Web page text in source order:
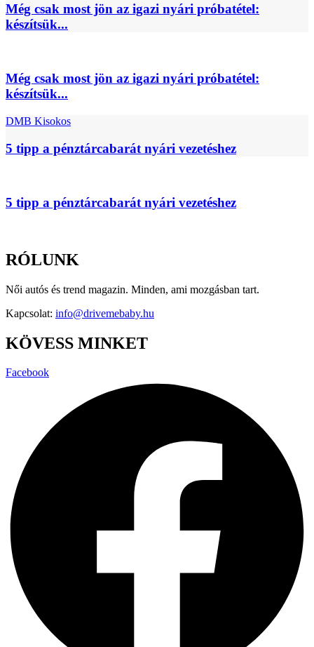
Még csak most jön az igazi nyári próbatétel:
készítsük...
Még csak most jön az igazi nyári próbatétel:
készítsük...
DMB Kisokos
5 tipp a pénztárcabarát nyári vezetéshez
5 tipp a pénztárcabarát nyári vezetéshez
RÓLUNK
Női autós és trend magazin. Minden, ami mozgásban tart.
Kapcsolat: info@drivemebaby.hu
KÖVESS MINKET
Facebook